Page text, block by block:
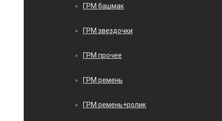
ГРМ башмак
ГРМ звездочки
ГРМ прочее
ГРМ ремень
ГРМ ремень+ролик